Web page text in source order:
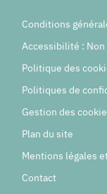
Conditions
Accessibilité :
Politique des
Politiques de
Gestion des
Plan du site
Mentions légales
Contact